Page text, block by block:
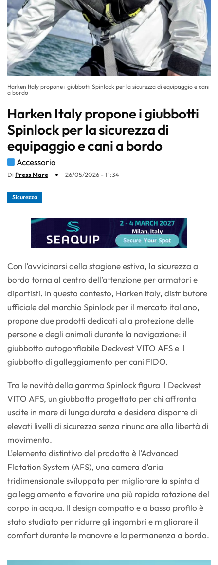
Harken Italy propone i giubbotti Spinlock per la sicurezza di equipaggio e cani
a bordo
Harken Italy propone i giubbotti
Spinlock per la sicurezza di
equipaggio e cani a bordo
Accessorio
Di Press Mare 26/05/2026 - 11:34
Sicurezza
Con l’avvicinarsi della stagione estiva, la sicurezza a
bordo torna al centro dell’attenzione per armatori e
diportisti. In questo contesto, Harken Italy, distributore
ufficiale del marchio Spinlock per il mercato italiano,
propone due prodotti dedicati alla protezione delle
persone e degli animali durante la navigazione: il
giubbotto autogonfiabile Deckvest VITO AFS e il
giubbotto di galleggiamento per cani FIDO.
Tra le novità della gamma Spinlock figura il Deckvest
VITO AFS, un giubbotto progettato per chi affronta
uscite in mare di lunga durata e desidera disporre di
elevati livelli di sicurezza senza rinunciare alla libertà di
movimento.
L’elemento distintivo del prodotto è l’Advanced
Flotation System (AFS), una camera d’aria
tridimensionale sviluppata per migliorare la spinta di
galleggiamento e favorire una più rapida rotazione del
corpo in acqua. Il design compatto e a basso profilo è
stato studiato per ridurre gli ingombri e migliorare il
comfort durante le manovre e la permanenza a bordo.